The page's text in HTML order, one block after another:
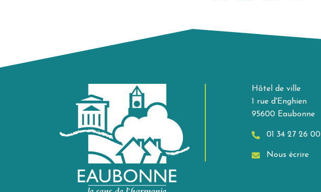
Hôtel de ville
1 rue d'Enghien
95600 Eaubonne
01 34 27 26 00
Nous écrire